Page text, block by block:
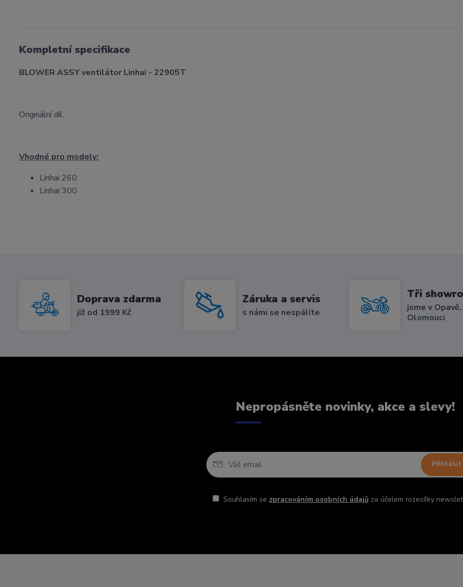
Kompletní specifikace
BLOWER ASSY ventilátor Linhai - 22905T
Originální díl.
Vhodné pro modely:
Linhai 260
Linhai 300
Doprava zdarma
již od 1999 Kč
Záruka a servis
s námi se nespálíte
Tři
jsme v
Olomouci
Nepropásněte novinky, akce a slevy!
Přihlásit
Souhlasím se zpracováním osobních údajůza účelem rozesílky